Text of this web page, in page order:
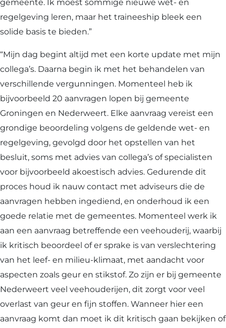
gemeente. Ik moest sommige nieuwe wet- en
regelgeving leren, maar het traineeship bleek een
solide basis te bieden.”
“Mijn dag begint altijd met een korte update met mijn
collega’s. Daarna begin ik met het behandelen van
verschillende vergunningen. Momenteel heb ik
bijvoorbeeld 20 aanvragen lopen bij gemeente
Groningen en Nederweert. Elke aanvraag vereist een
grondige beoordeling volgens de geldende wet- en
regelgeving, gevolgd door het opstellen van het
besluit, soms met advies van collega’s of specialisten
voor bijvoorbeeld akoestisch advies. Gedurende dit
proces houd ik nauw contact met adviseurs die de
aanvragen hebben ingediend, en onderhoud ik een
goede relatie met de gemeentes. Momenteel werk ik
aan een aanvraag betreffende een veehouderij, waarbij
ik kritisch beoordeel of er sprake is van verslechtering
van het leef- en milieu-klimaat, met aandacht voor
aspecten zoals geur en stikstof. Zo zijn er bij gemeente
Nederweert veel veehouderijen, dit zorgt voor veel
overlast van geur en fijn stoffen. Wanneer hier een
aanvraag komt dan moet ik dit kritisch gaan bekijken of